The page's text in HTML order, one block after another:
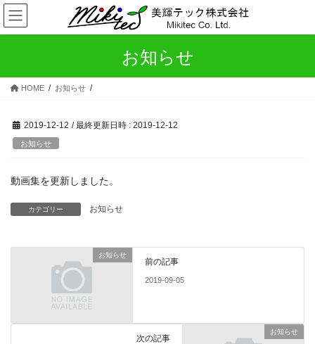
コ
ン
テ
へ
ナ
ビ
ゲ
ョ
お知らせ
HOME お知らせ
2019-12-12 / 最終更新日時 : 2019-12-12
お知らせ
動画集を更新しました。
カテゴリー お知らせ
お知らせ
前の記事
2019-09-05
お知らせ
次の記事